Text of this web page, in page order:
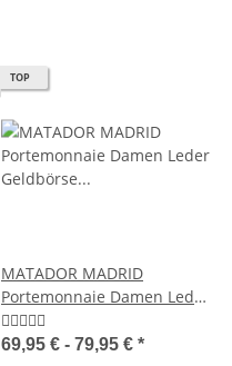
TOP
MATADOR MADRID
Portemonnaie Damen Leder
Geldbörse TüV RFID
69,95 € - 79,95 € *